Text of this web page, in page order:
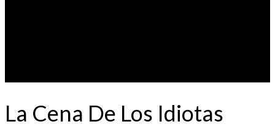
La Cena De Los Idiotas